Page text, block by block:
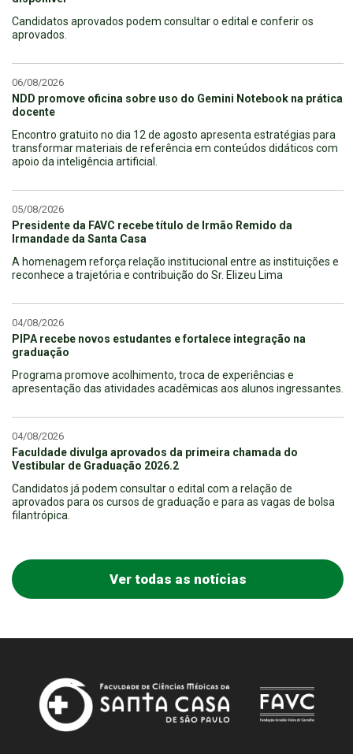
Candidatos aprovados podem consultar o edital e conferir os
aprovados.
06/08/2026
NDD promove oficina sobre uso do Gemini Notebook na prática
docente
Encontro gratuito no dia 12 de agosto apresenta estratégias para
transformar materiais de referência em conteúdos didáticos com
apoio da inteligência artificial.
05/08/2026
Presidente da FAVC recebe título de Irmão Remido da
Irmandade da Santa Casa
A homenagem reforça relação institucional entre as instituições e
reconhece a trajetória e contribuição do Sr. Elizeu Lima
04/08/2026
PIPA recebe novos estudantes e fortalece integração na
graduação
Programa promove acolhimento, troca de experiências e
apresentação das atividades acadêmicas aos alunos ingressantes.
04/08/2026
Faculdade divulga aprovados da primeira chamada do
Vestibular de Graduação 2026.2
Candidatos já podem consultar o edital com a relação de
aprovados para os cursos de graduação e para as vagas de bolsa
filantrópica.
Ver todas as notícias